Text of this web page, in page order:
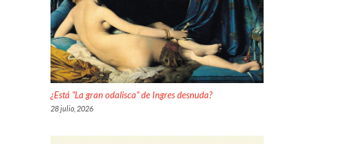
¿Está “La gran odalisca” de Ingres desnuda?
28 julio, 2026